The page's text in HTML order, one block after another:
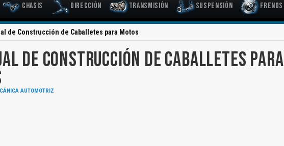
Chasis Dirección Transmisión Suspensión Frenos
de Construcción de Caballetes para Motos
DE CONSTRUCCIÓN DE CABALLETES PARA
AUTOMOTRIZ